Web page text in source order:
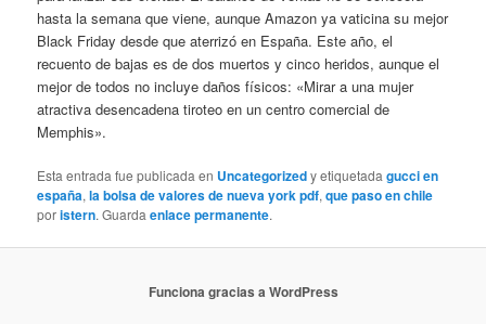
hasta la semana que viene, aunque Amazon ya vaticina su mejor
Black Friday desde que aterrizó en España. Este año, el
recuento de bajas es de dos muertos y cinco heridos, aunque el
mejor de todos no incluye daños físicos: «Mirar a una mujer
atractiva desencadena tiroteo en un centro comercial de
Memphis».
Esta entrada fue publicada en Uncategorizedy etiquetadagucci en
españa,la bolsa de valores de nueva york pdf,que paso en chile
poristern. Guardaenlace permanente.
Funciona gracias a WordPress